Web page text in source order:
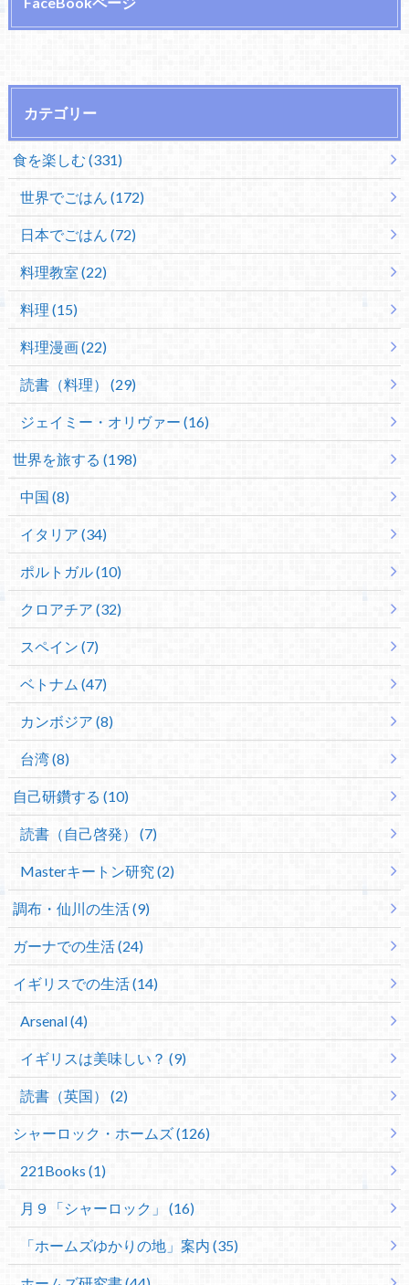
カテゴリー
食を楽しむ (331)
世界でごはん (172)
日本でごはん (72)
料理教室 (22)
料理 (15)
料理漫画 (22)
読書（料理） (29)
ジェイミー・オリヴァー (16)
世界を旅する (198)
中国 (8)
イタリア (34)
ポルトガル (10)
クロアチア (32)
スペイン (7)
ベトナム (47)
カンボジア (8)
台湾 (8)
自己研鑽する (10)
読書（自己啓発） (7)
Masterキートン研究 (2)
調布・仙川の生活 (9)
ガーナでの生活 (24)
イギリスでの生活 (14)
Arsenal (4)
イギリスは美味しい？ (9)
読書（英国） (2)
シャーロック・ホームズ (126)
221Books (1)
月９「シャーロック」 (16)
「ホームズゆかりの地」案内 (35)